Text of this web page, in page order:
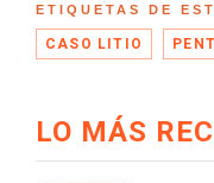
ETIQUETAS DE
CASO LITIO
LO MÁS